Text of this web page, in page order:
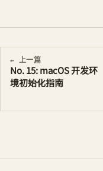
← 上一篇
No. 15: macOS 开发环
境初始化指南